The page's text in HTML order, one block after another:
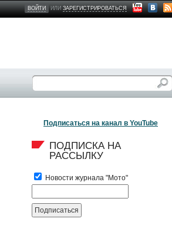
ВОЙТИ ИЛИЗАРЕГИСТРИРОВАТЬСЯ
Подписаться на канал в YouTube
ПОДПИСКА НА
РАССЫЛКУ
Новости журнала "Мото"